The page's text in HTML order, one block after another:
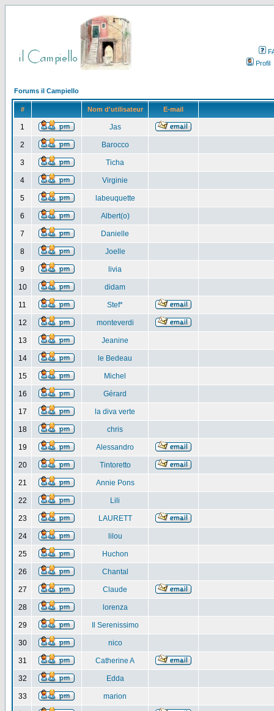
Profil
Forums il Campiello
# Nom d'utilisateur E-mail
1 Jas
2 Barocco
3 Ticha
4 Virginie
5 labeuquette
6 Albert(o)
7 Danielle
8 Joelle
9 livia
10 didam
11 Stef*
12 monteverdi
13 Jeanine
14 le Bedeau
15 Michel
16 Gérard
17 la diva verte
18 chris
19 Alessandro
20 Tintoretto
21 Annie Pons
22 Lili
23 LAURETT
24 lilou
25 Huchon
26 Chantal
27 Claude
28 lorenza
29 Il Serenissimo
30 nico
31 Catherine A
32 Edda
33 marion